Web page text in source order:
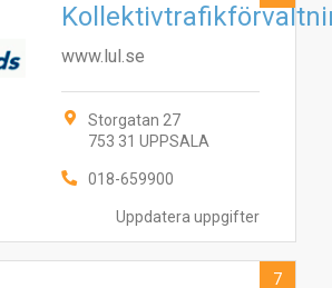
Uppdatera uppgifter
www.lul.se
Storgatan 27
753 31 UPPSALA
018-659900
7